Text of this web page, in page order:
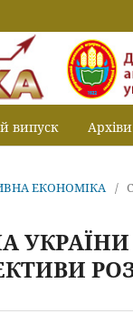
випуск Архіви
ЕКОНОМІКА /